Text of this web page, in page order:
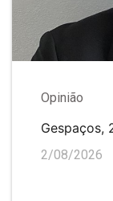
Opinião
Gespaços,
2/08/2026